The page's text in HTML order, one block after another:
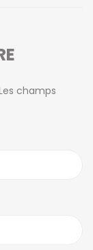
champs